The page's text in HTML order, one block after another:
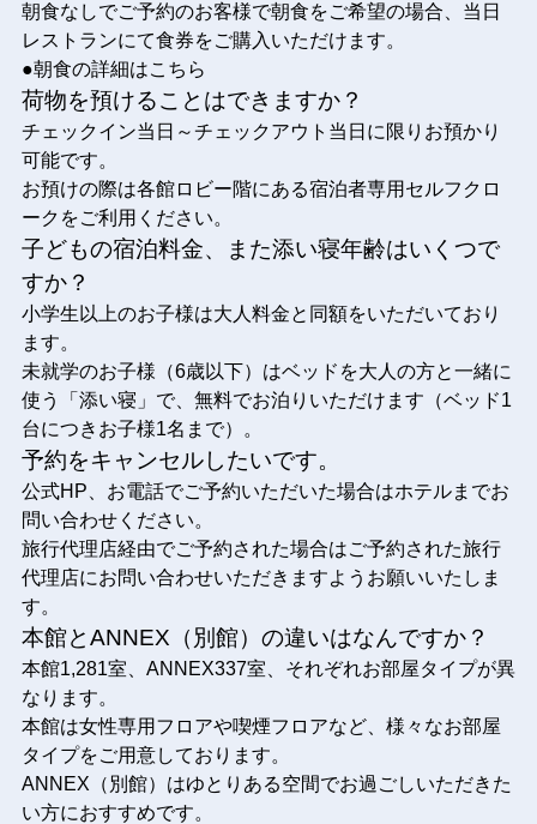
朝食なしでご予約のお客様で朝食をご希望の場合、当日
レストランにて食券をご購入いただけます。
●朝食の詳細はこちら
荷物を預けることはできますか？
チェックイン当日～チェックアウト当日に限りお預かり
可能です。
お預けの際は各館ロビー階にある宿泊者専用セルフクロ
ークをご利用ください。
子どもの宿泊料金、また添い寝年齢はいくつで
すか？
小学生以上のお子様は大人料金と同額をいただいており
ます。
未就学のお子様（6歳以下）はベッドを大人の方と一緒に
使う「添い寝」で、無料でお泊りいただけます（ベッド1
台につきお子様1名まで）。
予約をキャンセルしたいです。
公式HP、お電話でご予約いただいた場合はホテルまでお
問い合わせください。
旅行代理店経由でご予約された場合はご予約された旅行
代理店にお問い合わせいただきますようお願いいたしま
す。
本館とANNEX（別館）の違いはなんですか？
本館1,281室、ANNEX337室、それぞれお部屋タイプが異
なります。
本館は女性専用フロアや喫煙フロアなど、様々なお部屋
タイプをご用意しております。
ANNEX（別館）はゆとりある空間でお過ごしいただきた
い方におすすめです。